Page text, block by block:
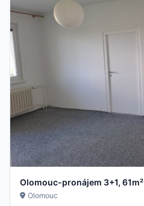
Olomouc-pronájem 3+1, 61m²
Olomouc